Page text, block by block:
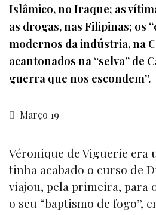
Islâmico, no Iraque; as
as drogas, nas Filipinas; os
modernos da indústria, na
acantonados na “selva” de
guerra que nos escondem”.
Março 19
Véronique de Viguerie era
tinha acabado o curso de
viajou, pela primeira, para
o seu “baptismo de fogo”,